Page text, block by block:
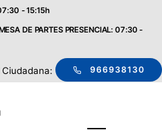
- 15:15h
DE PARTES PRESENCIAL: 07:30 -
966938130